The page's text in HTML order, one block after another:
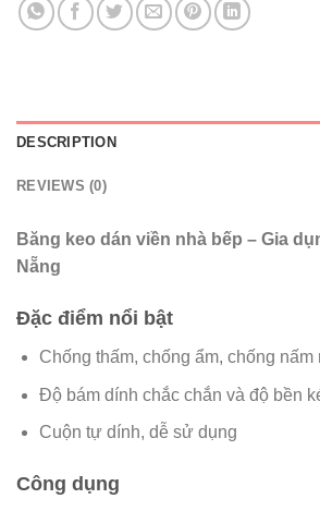
DESCRIPTION
REVIEWS (0)
Băng keo dán viền nhà bếp – Gia
Nẵng
Đặc điểm nổi bật
Chống thấm, chống ẩm, chống nấm
Độ bám dính chắc chắn và độ bền
Cuộn tự dính, dễ sử dụng
Công dụng